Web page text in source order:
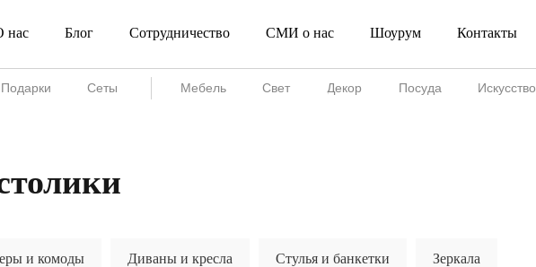
нас Блог Сотрудничество СМИ о нас Шоурум Контакты
О нас Блог СМИ о нас
Сотрудничество Шоурум
Подарки Искусство
Посуда
Декор
Свет
Мебель
Сеты
и комоды Диваны и кресла Стулья и банкетки Зеркала